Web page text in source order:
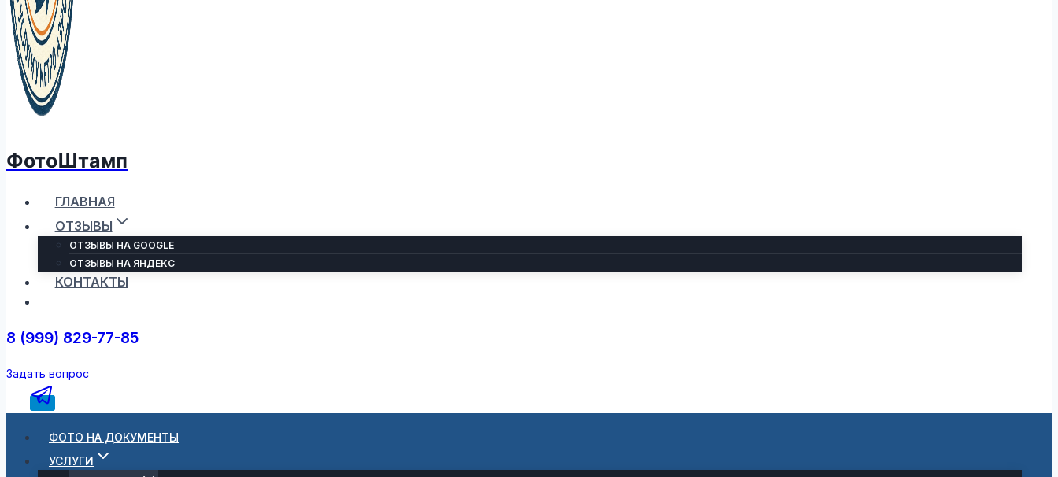
ФотоШтамп
ГЛАВНАЯ
ОТЗЫВЫ
ОТЗЫВЫ НА GOOGLE
ОТЗЫВЫ НА ЯНДЕКС
КОНТАКТЫ
8 (999) 829-77-85
Задать вопрос
ФОТО НА ДОКУМЕНТЫ
УСЛУГИ